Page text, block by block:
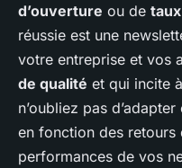
d’ouverture ou de
réussie est une
votre entreprise et vos
de qualité et qui incite
n’oubliez pas
en fonction des retours
performances de vos